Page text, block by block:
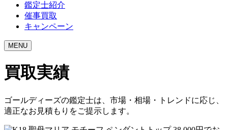
鑑定士紹介
催事買取
キャンペーン
MENU
買取実績
ゴールディーズの鑑定士は、市場・相場・トレンドに応じ、
適正なお見積もりをご提示します。